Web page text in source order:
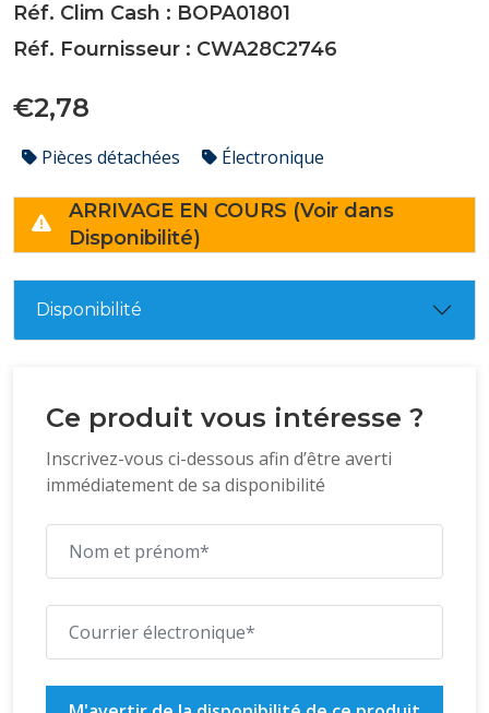
Réf. Clim Cash : BOPA01801
Réf. Fournisseur : CWA28C2746
€2,78
Pièces détachées Électronique
ARRIVAGE EN COURS (Voir dans
Disponibilité)
Disponibilité
Ce produit vous intéresse ?
Inscrivez-vous ci-dessous afin d’être averti
immédiatement de sa disponibilité